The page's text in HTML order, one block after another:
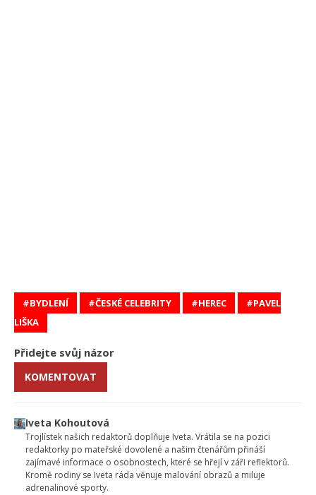
BYDLENÍ ČESKÉ CELEBRITY HEREC
PAVEL
LIŠKA
Přidejte svůj názor
KOMENTOVAT
Iveta Kohoutová
Trojlístek našich redaktorů doplňuje Iveta. Vrátila se na pozici
redaktorky po mateřské dovolené a našim čtenářům přináší
zajímavé informace o osobnostech, které se hřejí v záři reflektorů.
Kromě rodiny se Iveta ráda věnuje malování obrazů a miluje
adrenalinové sporty.